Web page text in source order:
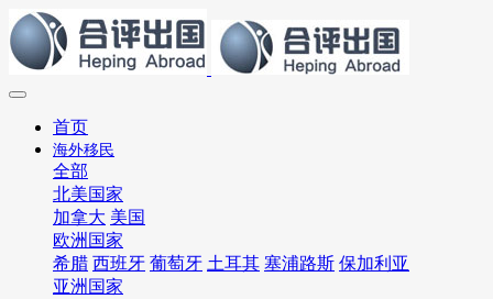
首页
海外移民
全部
北美国家
加拿大 美国
欧洲国家
希腊 西班牙 葡萄牙 土耳其 塞浦路斯 保加利亚
亚洲国家